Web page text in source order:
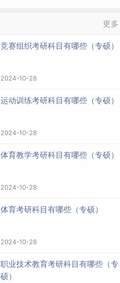
更多
竞赛组织考研科目有哪些（专硕）
2024-10-28
运动训练考研科目有哪些（专硕）
2024-10-28
体育教学考研科目有哪些（专硕）
2024-10-28
体育考研科目有哪些（专硕）
2024-10-28
职业技术教育考研科目有哪些（专
硕）